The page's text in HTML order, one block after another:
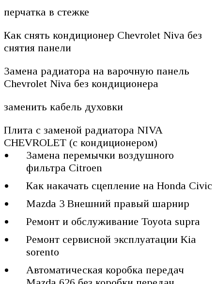
перчатка в стежке
Как снять кондиционер Chevrolet Niva без
снятия панели
Замена радиатора на варочную панель
Chevrolet Niva без кондиционера
заменить кабель духовки
Плита с заменой радиатора NIVA
CHEVROLET (с кондиционером)
Замена перемычки воздушного
фильтра Citroen
Как накачать сцепление на Honda Civic
Mazda 3 Внешний правый шарнир
Ремонт и обслуживание Toyota supra
Ремонт сервисной эксплуатации Kia
sorento
Автоматическая коробка передач